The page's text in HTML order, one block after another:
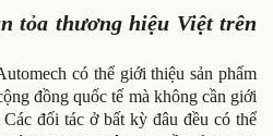
tỏa thương hiệu Việt trên
có thể giới thiệu sản phẩm
đồng quốc tế mà không cần giới
đối tác ở bất kỳ đâu đều có thể